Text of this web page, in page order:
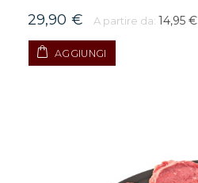
29,90 € A partire da: 14,95 €
AGGIUNGI